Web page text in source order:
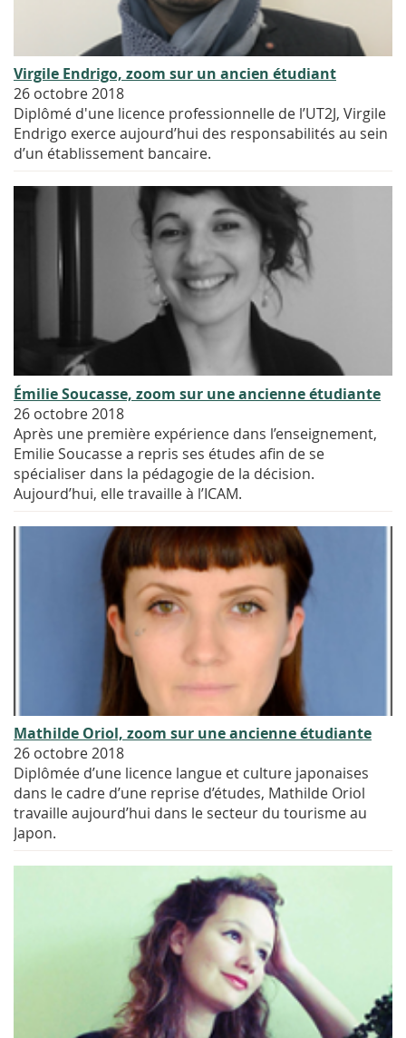
Virgile Endrigo, zoom sur un ancien étudiant
26 octobre 2018
Diplômé d'une licence professionnelle de l’UT2J, Virgile
Endrigo exerce aujourd’hui des responsabilités au sein
d’un établissement bancaire.
Émilie Soucasse, zoom sur une ancienne étudiante
26 octobre 2018
Après une première expérience dans l’enseignement,
Emilie Soucasse a repris ses études afin de se
spécialiser dans la pédagogie de la décision.
Aujourd’hui, elle travaille à l’ICAM.
Mathilde Oriol, zoom sur une ancienne étudiante
26 octobre 2018
Diplômée d’une licence langue et culture japonaises
dans le cadre d’une reprise d’études, Mathilde Oriol
travaille aujourd’hui dans le secteur du tourisme au
Japon.